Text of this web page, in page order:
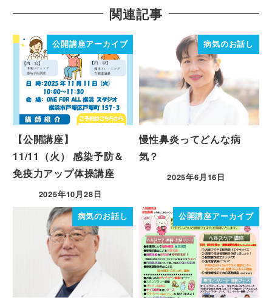
関連記事
公開講座アーカイブ
【公開講座】
11/11（火） 感染予防＆
免疫力アップ体操講座
2025年10月28日
病気のお話し
慢性鼻炎ってどんな病
気？
2025年6月16日
病気のお話し 公開講座アーカイブ